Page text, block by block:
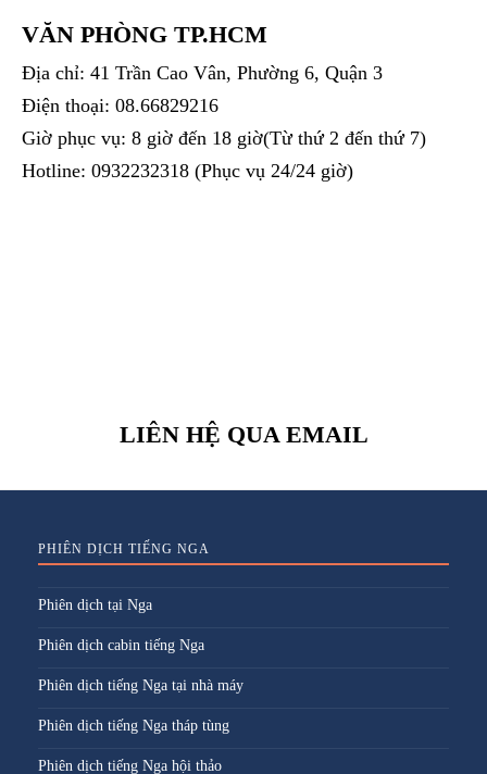
VĂN PHÒNG TP.HCM
Địa chỉ: 41 Trần Cao Vân, Phường 6, Quận 3
Điện thoại: 08.66829216
Giờ phục vụ: 8 giờ đến 18 giờ(Từ thứ 2 đến thứ 7)
Hotline: 0932232318 (Phục vụ 24/24 giờ)
LIÊN HỆ QUA EMAIL
PHIÊN DỊCH TIẾNG NGA
Phiên dịch tại Nga
Phiên dịch cabin tiếng Nga
Phiên dịch tiếng Nga tại nhà máy
Phiên dịch tiếng Nga tháp tùng
Phiên dịch tiếng Nga hội thảo